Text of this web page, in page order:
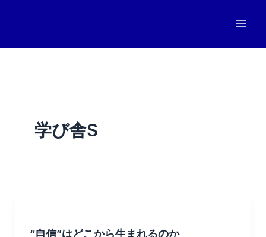
学び舎S
“自信”はどこから生まれるのか